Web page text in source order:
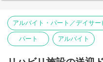
アルバイト・パート／デイサ
パート アルバイト